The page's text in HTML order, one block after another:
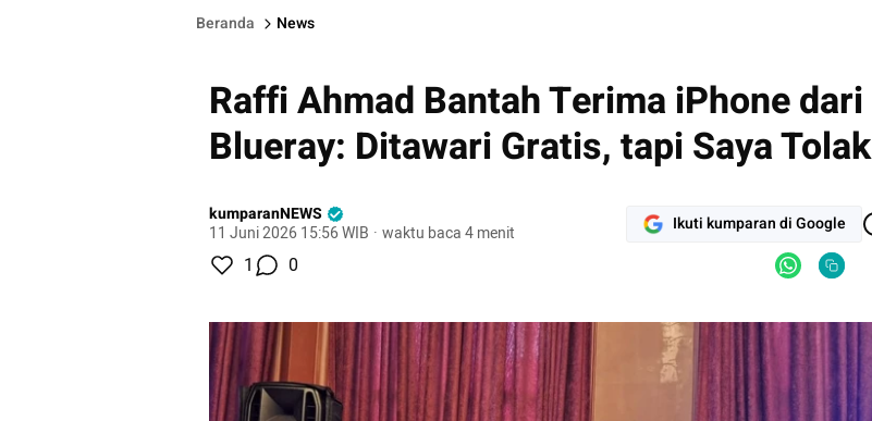
Beranda News
Raffi Ahmad Bantah Terima iPhone dari
Blueray: Ditawari Gratis, tapi Saya Tolak
kumparanNEWS
11 Juni 2026 15:56 WIB · waktu baca 4 menit Ikuti kumparan di Google
1 0